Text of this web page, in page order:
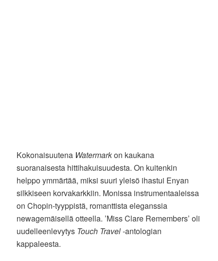
Kokonaisuutena Watermarkon kaukana
suoranaisesta hittihakuisuudesta. On kuitenkin
helppo ymmärtää, miksi suuri yleisö ihastui Enyan
silkkiseen korvakarkkiin. Monissa instrumentaaleissa
on Chopin-tyyppistä, romanttista eleganssia
newagemäisellä otteella. ’Miss Clare Remembers’ oli
uudelleenlevytys Touch Travel-antologian
kappaleesta.